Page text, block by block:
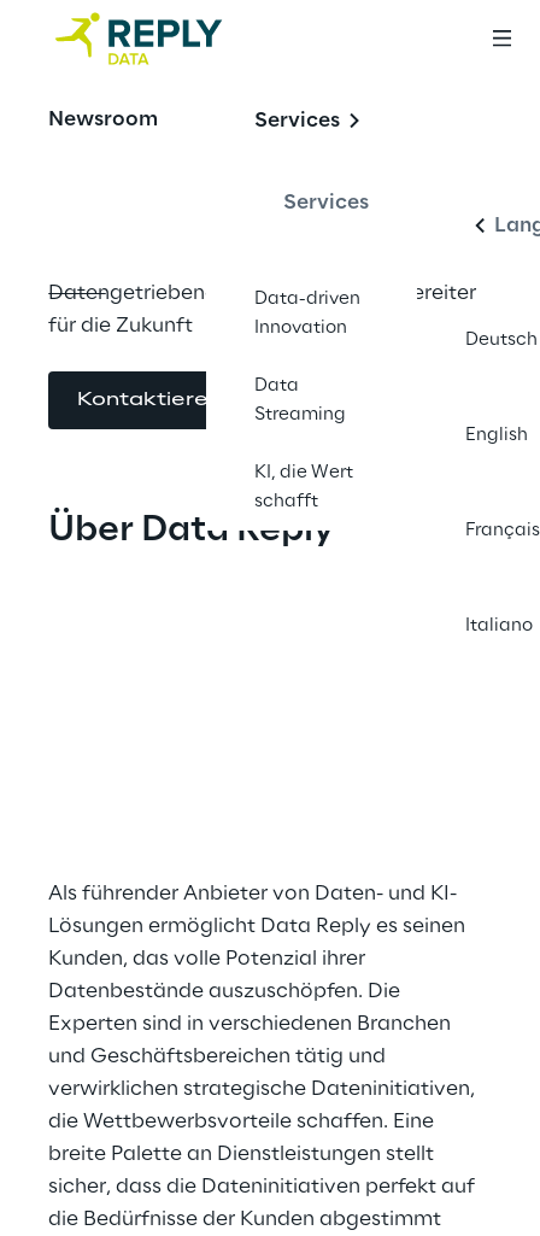
Newsroom Services
Services
Data-driven
Innovation
Data
Streaming
KI, die Wert
schafft
Deutsch
English
Français
Italiano
Data & AI. Done
Datengetriebene Lösungen als Wegbereiter
für die Zukunft
Kontaktieren Sie uns
Über Data Reply
Als führender Anbieter von Daten- und KI-
Lösungen ermöglicht Data Reply es seinen
Kunden, das volle Potenzial ihrer
Datenbestände auszuschöpfen. Die
Experten sind in verschiedenen Branchen
und Geschäftsbereichen tätig und
verwirklichen strategische Dateninitiativen,
die Wettbewerbsvorteile schaffen. Eine
breite Palette an Dienstleistungen stellt
sicher, dass die Dateninitiativen perfekt auf
die Bedürfnisse der Kunden abgestimmt